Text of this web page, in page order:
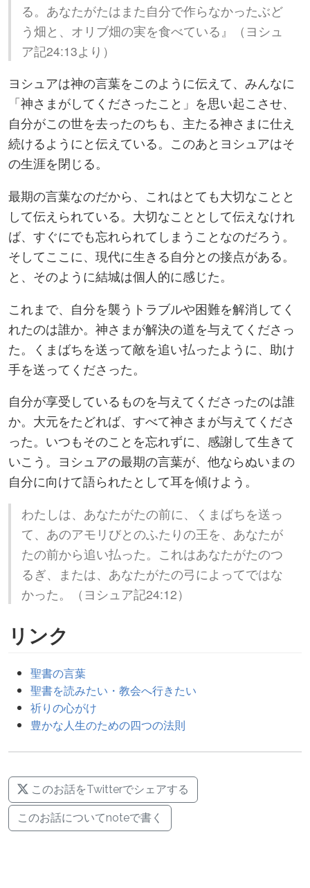
る。あなたがたはまた自分で作らなかったぶど
う畑と、オリブ畑の実を食べている』（ヨシュ
ア記24:13より）
ヨシュアは神の言葉をこのように伝えて、みんなに
「神さまがしてくださったこと」を思い起こさせ、
自分がこの世を去ったのちも、主たる神さまに仕え
続けるようにと伝えている。このあとヨシュアはそ
の生涯を閉じる。
最期の言葉なのだから、これはとても大切なことと
して伝えられている。大切なこととして伝えなけれ
ば、すぐにでも忘れられてしまうことなのだろう。
そしてここに、現代に生きる自分との接点がある。
と、そのように結城は個人的に感じた。
これまで、自分を襲うトラブルや困難を解消してく
れたのは誰か。神さまが解決の道を与えてくださっ
た。くまばちを送って敵を追い払ったように、助け
手を送ってくださった。
自分が享受しているものを与えてくださったのは誰
か。大元をたどれば、すべて神さまが与えてくださ
った。いつもそのことを忘れずに、感謝して生きて
いこう。ヨシュアの最期の言葉が、他ならぬいまの
自分に向けて語られたとして耳を傾けよう。
わたしは、あなたがたの前に、くまばちを送っ
て、あのアモリびとのふたりの王を、あなたが
たの前から追い払った。これはあなたがたのつ
るぎ、または、あなたがたの弓によってではな
かった。（ヨシュア記24:12）
リンク
聖書の言葉
聖書を読みたい・教会へ行きたい
祈りの心がけ
豊かな人生のための四つの法則
このお話をTwitterでシェアする
このお話についてnoteで書く